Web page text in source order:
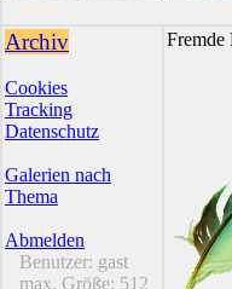
Archiv
Cookies
Tracking
Datenschutz
Galerien nach
Thema
Abmelden
Benutzer: gast
max. Größe: 512
Fremde